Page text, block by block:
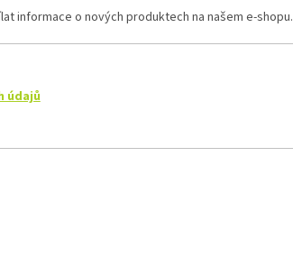
informace o nových produktech na našem e-shopu.
údajů